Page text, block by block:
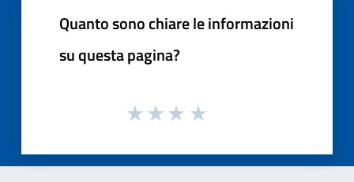
Quanto sono chiare le informazioni
su questa pagina?